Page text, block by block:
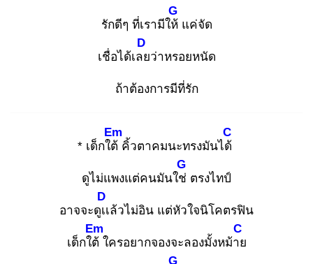
รักดีๆ ที่เรามีให้
G
แค่จัด
เชื่อได้เลย
D
ว่าหรอยหนัด
ถ้าต้องการมีที่รัก
* เด็กใต้
Em
คิ้วตาคมนะทรงมันได้
C
ดูไม่แพงแต่คนมันใช่
G
ตรงไทป์
อาจจะดูเเ
D
ล้วไม่อิน แต่หัวใจนิโคตรฟิน
เด็กใต้
Em
ใครอยากจองจะลองมั้งหม้าย
C
G